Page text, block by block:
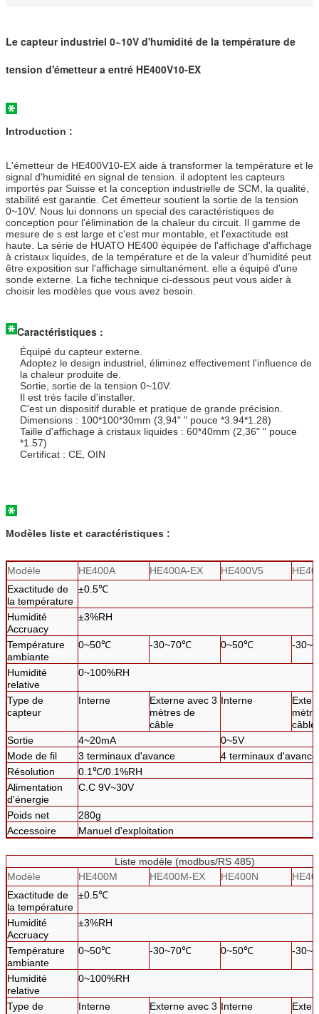
Le capteur industriel 0~10V d'humidité de la température de
tension d'émetteur a entré HE400V10-EX
Introduction :
L'émetteur de HE400V10-EX aide à transformer la température et le
signal d'humidité en signal de tension. il adoptent les capteurs
importés par Suisse et la conception industrielle de SCM, la qualité,
stabilité est garantie. Cet émetteur soutient la sortie de la tension
0~10V. Nous lui donnons un special des caractéristiques de
conception pour l'élimination de la chaleur du circuit. Il gamme de
mesure de s est large et c'est mur montable, et l'exactitude est
haute. La série de HUATO HE400 équipée de l'affichage d'affichage
à cristaux liquides, de la température et de la valeur d'humidité peut
être exposition sur l'affichage simultanément. elle a équipé d'une
sonde externe. La fiche technique ci-dessous peut vous aider à
choisir les modèles que vous avez besoin.
Caractéristiques :
Équipé du capteur externe.
Adoptez le design industriel, éliminez effectivement l'influence de
la chaleur produite de.
Sortie, sortie de la tension 0~10V.
Il est très facile d'installer.
C'est un dispositif durable et pratique de grande précision.
Dimensions : 100*100*30mm (3,94" " pouce *3.94*1.28)
Taille d'affichage à cristaux liquides : 60*40mm (2,36" " pouce
*1.57)
Certificat : CE, OIN
Modèles liste et caractéristiques :
Modèle HE400A HE400A-EX HE400V5
Exactitude de
la température
±0.5℃
Humidité
Accruacy
±3%RH
Température
ambiante
0~50℃ -30~70℃ 0~50℃ -
Humidité
relative
0~100%RH
Type de
capteur
Interne
Externe avec 3
mètres de
câble
Interne
câble
Sortie
4~20mA
0~5V
Mode de fil
3 terminaux d'avance
4 terminaux d'avance
Résolution
0.1℃/0.1%RH
Alimentation
d'énergie
C.C 9V~30V
Poids net
280g
Accessoire
Manuel d'exploitation
Liste modèle (modbus/RS 485)
Modèle
HE400M HE400M-EX HE400N
Exactitude de
la température
±0.5℃
Humidité
Accruacy
±3%RH
Température
ambiante
0~50℃ -30~70℃ 0~50℃ -
Humidité
relative
0~100%RH
Type de
Interne
Externe avec 3 Interne